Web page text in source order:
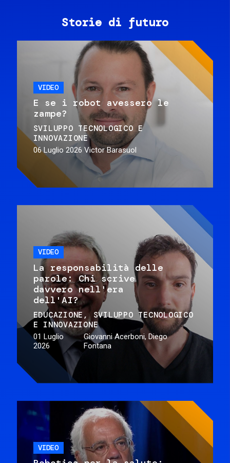
Storie di futuro
VIDEO
E se i robot avessero le
zampe?
SVILUPPO TECNOLOGICO E
INNOVAZIONE
06 Luglio 2026 Victor Barasuol
VIDEO
La responsabilità delle
parole: Chi scrive
davvero nell'era
dell'AI?
EDUCAZIONE
SVILUPPO TECNOLOGICO
E INNOVAZIONE
01 Luglio
2026
Giovanni Acerboni, Diego
Fontana
VIDEO